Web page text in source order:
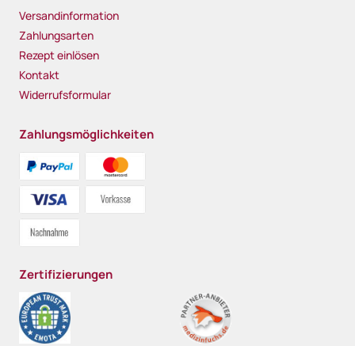
Versandinformation
Zahlungsarten
Rezept einlösen
Kontakt
Widerrufsformular
Zahlungsmöglichkeiten
Zertifizierungen